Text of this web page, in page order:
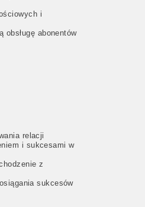
i
obsługę abonentów
relacji
i sukcesami w
z
sukcesów